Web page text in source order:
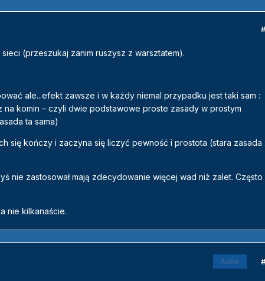
(przeszukaj zanim ruszysz z warsztatem).
ale...efekt zawsze i w każdy niemal przypadku jest taki sam :
komin – czyli dwie podstawowe proste zasady w prostym
ta sama)
się kończy i zaczyna się liczyć pewność i prostota (stara zasada :
nie zastosował mają zdecydowanie więcej wad niż zalet. Często
nie kilkanaście.
Autor